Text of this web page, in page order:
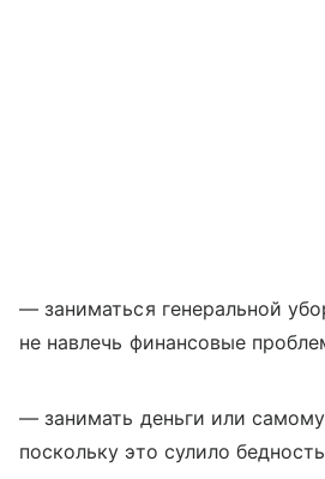
— заниматься генеральной
не навлечь финансовые
— занимать деньги или самому
поскольку это сулило